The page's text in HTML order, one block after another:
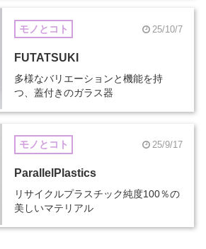
モノとコト 25/10/7
FUTATSUKI
多様なバリエーションと機能を持
つ、蓋付きのガラス器
モノとコト 25/9/17
ParallelPlastics
リサイクルプラスチック純度100％の
美しいマテリアル